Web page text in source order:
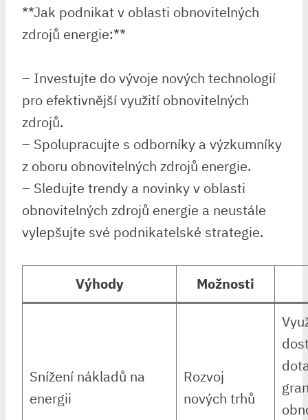
**Jak podnikat v oblasti obnovitelných
zdrojů energie:**
– Investujte do vývoje nových technologií
pro efektivnější využití obnovitelných
zdrojů.
– Spolupracujte s odborníky a výzkumníky
z oboru obnovitelných zdrojů energie.
– Sledujte trendy a novinky v oblasti
obnovitelných zdrojů energie a neustále
vylepšujte své podnikatelské strategie.
Výhody Možnosti
Snížení nákladů na
energii
Rozvoj
nových trhů